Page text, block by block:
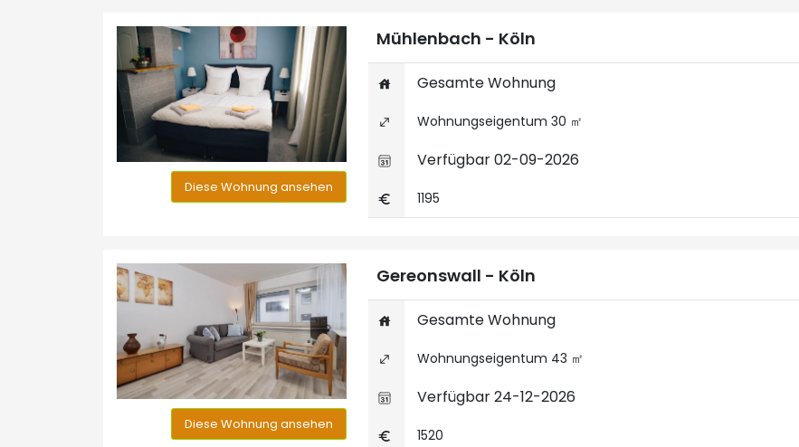
Diese Wohnung ansehen
Mühlenbach - Köln
Gesamte Wohnung
Wohnungseigentum 30 ㎡
Verfügbar 02-09-2026
1195
Diese Wohnung ansehen
Gereonswall - Köln
Gesamte Wohnung
Wohnungseigentum 43 ㎡
Verfügbar 24-12-2026
1520